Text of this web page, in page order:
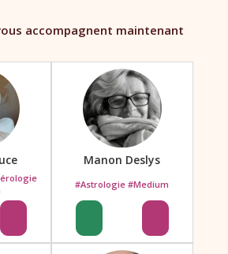
accompagnent maintenant
Manon Deslys
#Astrologie #Medium